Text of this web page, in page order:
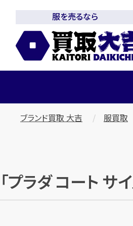
服を売るなら
ブランド買取 大吉 服買取
「プラダ コート